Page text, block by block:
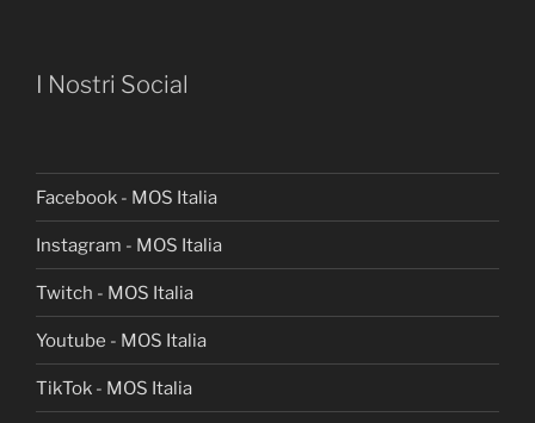
I Nostri Social
Facebook - MOS Italia
Instagram - MOS Italia
Twitch - MOS Italia
Youtube - MOS Italia
TikTok - MOS Italia